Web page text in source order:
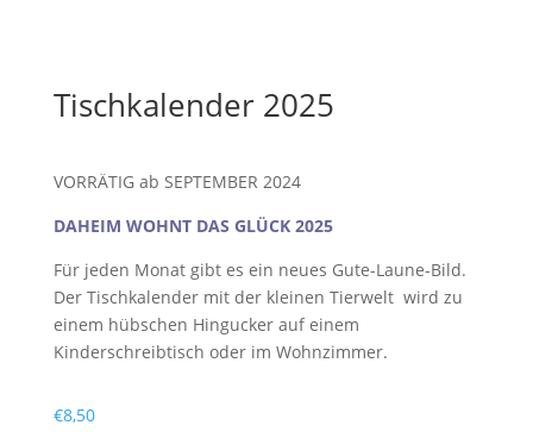
Tischkalender 2025
VORRÄTIG ab SEPTEMBER 2024
DAHEIM WOHNT DAS GLÜCK 2025
Für jeden Monat gibt es ein neues Gute-Laune-Bild.
Der Tischkalender mit der kleinen Tierwelt wird zu
einem hübschen Hingucker auf einem
Kinderschreibtisch oder im Wohnzimmer.
€8,50